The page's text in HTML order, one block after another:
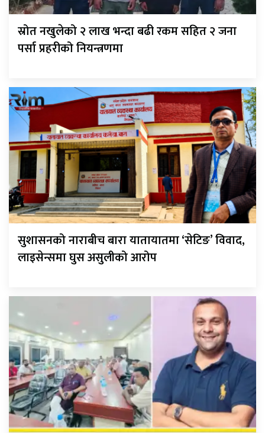
स्रोत नखुलेको २ लाख भन्दा बढी रकम सहित २ जना
पर्सा प्रहरीको नियन्त्रणमा
सुशासनको नाराबीच बारा यातायातमा ‘सेटिङ’ विवाद,
लाइसेन्समा घुस असुलीको आरोप